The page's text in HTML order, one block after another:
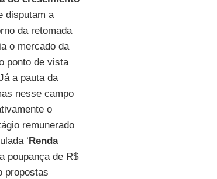
disputam a
da retomada
o mercado da
ponto de vista
a pauta da
nesse campo
o
remunerado
‘Renda
poupança de R$
propostas